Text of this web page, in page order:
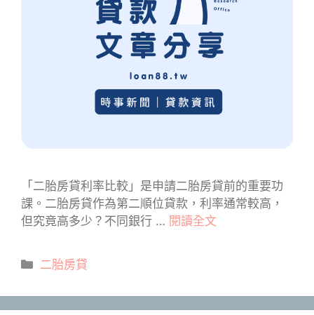
「二胎房貸利率比較」是申請二胎房貸前的重要功
課。二胎房貸作為第二順位貸款，利率通常較高，
但究竟高多少？不同銀行 … 閱讀全文
分
二胎房貸